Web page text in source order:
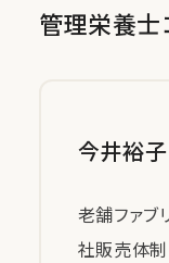
管理栄養士
今井裕子
老舗ファブ
社販売体制